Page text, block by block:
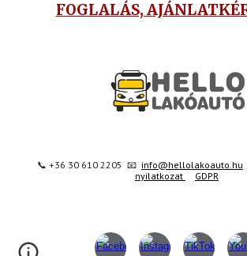
FOGLALÁS,
📞 +36 30 610 2205 📧 info@hellolakoauto.hu
nyilatkozat
GDPR